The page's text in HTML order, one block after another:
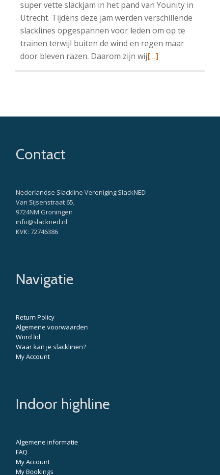
super vette slackjam in het pand van Younity in
Utrecht. Tijdens deze jam werden verschillende
slacklines opgespannen voor leden om op te
trainen terwijl buiten de wind en regen maar
door bleven razen. Daarom zijn wijRead
Vergadering
[…]
Contact
Nederlandse Slackline Vereniging SlackNED
Van Sijsenstraat 65,
9724NM Groningen
info@slackned.nl
KVK: 72746386
Navigatie
Return Policy
Algemene voorwaarden
Word lid
Waar kan je slacklinen?
My Account
Indoor highline
Algemene informatie
FAQ
My Account
My Bookings